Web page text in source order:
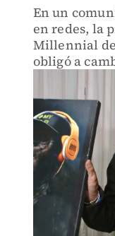
En un
en redes, la
Millennial
obligó a
(en
Histórico.